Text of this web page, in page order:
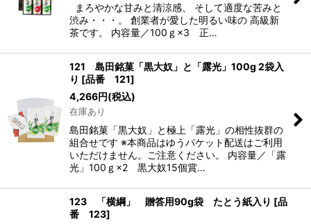
まろやかな甘みと清涼感、 そして適度な苦みと
渋み・・・。 創業者が愛した明るい味の 高級新
茶です。 内容量／100ｇ×3 正…
121 島田銘菓「黒大奴」と「露光」100g 2袋入
り [品番 121]
4,266円(税込)
在庫あり
島田銘菓「黒大奴」と極上「露光」の相性抜群の
組合せです ※本商品はゆうパケット配送はご利用
いただけません。ご注意ください。 内容量／「露
光」100ｇ×2 黒大奴15個賞…
123 「横綱」 贈答用90g袋 たとう紙入り [品
番 123]